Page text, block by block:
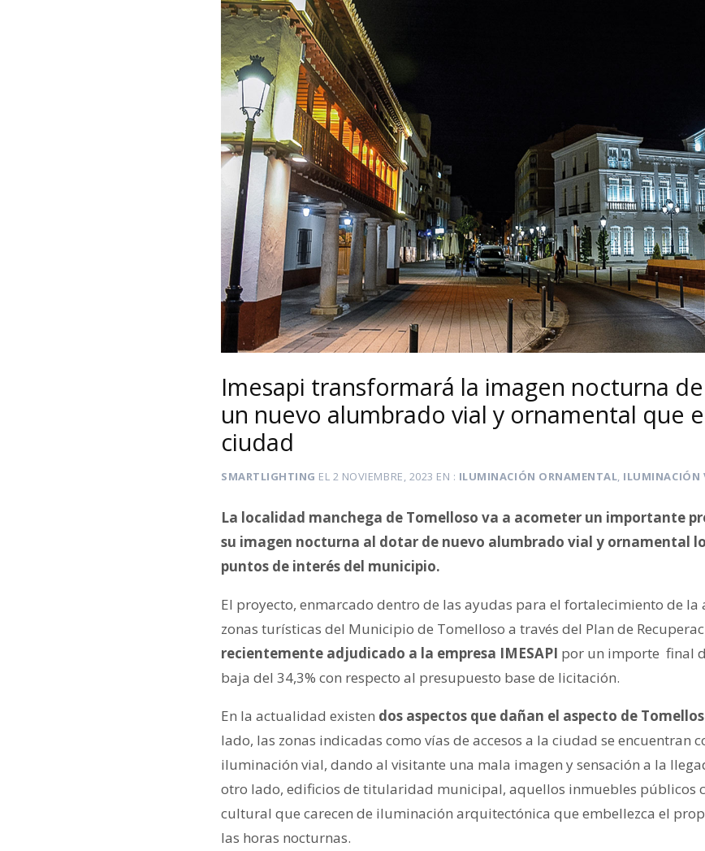
Imesapi transformará la imagen nocturna
un nuevo alumbrado vial y ornamental que
ciudad
SMARTLIGHTING EL 2 NOVIEMBRE, 2023 EN ILUMINACIÓN ORNAMENTAL, ILUMINACIÓN
La localidad manchega de Tomelloso va a acometer un importante
su imagen nocturna al dotar de nuevo alumbrado vial y ornamental
puntos de interés del municipio.
El proyecto, enmarcado dentro de las ayudas para el fortalecimiento de la
zonas turísticas del Municipio de Tomelloso a través del Plan de
recientemente adjudicado a la empresa IMESAPI por un importe final
baja del 34,3% con respecto al presupuesto base de licitación.
En la actualidad existen dos aspectos que dañan el aspecto de
lado, las zonas indicadas como vías de accesos a la ciudad se encuentran
iluminación vial, dando al visitante una mala imagen y sensación a la
otro lado, edificios de titularidad municipal, aquellos inmuebles públicos
cultural que carecen de iluminación arquitectónica que embellezca el
las horas nocturnas.